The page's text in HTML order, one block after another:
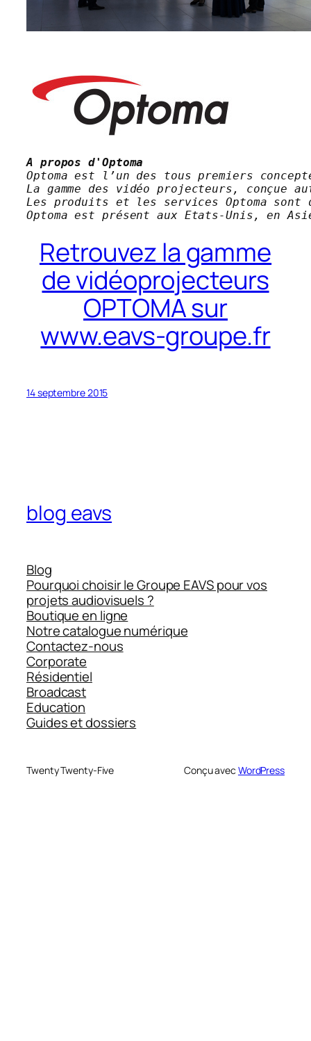
A propos d'Optoma
Optoma est l’un des tous premiers
La gamme des vidéo projecteurs, conçue
Les produits et les services Optoma sont
Optoma est présent aux Etats-Unis, en
Retrouvez la gamme
de vidéoprojecteurs
OPTOMA sur
www.eavs-groupe.fr
14 septembre 2015
blog eavs
Blog
Pourquoi choisir le Groupe EAVS pour vos
projets audiovisuels ?
Boutique en ligne
Notre catalogue numérique
Contactez-nous
Corporate
Résidentiel
Broadcast
Education
Guides et dossiers
Twenty Twenty-Five Conçu avec WordPress